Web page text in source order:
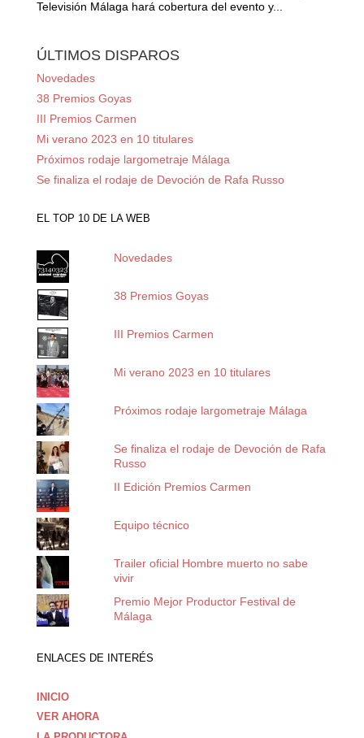
Televisión Málaga​ hará cobertura del evento y...
ÚLTIMOS DISPAROS
Novedades
38 Premios Goyas
III Premios Carmen
Mi verano 2023 en 10 titulares
Próximos rodaje largometraje Málaga
Se finaliza el rodaje de Devoción de Rafa Russo
EL TOP 10 DE LA WEB
Novedades
38 Premios Goyas
III Premios Carmen
Mi verano 2023 en 10 titulares
Próximos rodaje largometraje Málaga
Se finaliza el rodaje de Devoción de Rafa
Russo
II Edición Premios Carmen
Equipo técnico
Trailer oficial Hombre muerto no sabe
vivir
Premio Mejor Productor Festival de
Málaga
ENLACES DE INTERÉS
INICIO
VER AHORA